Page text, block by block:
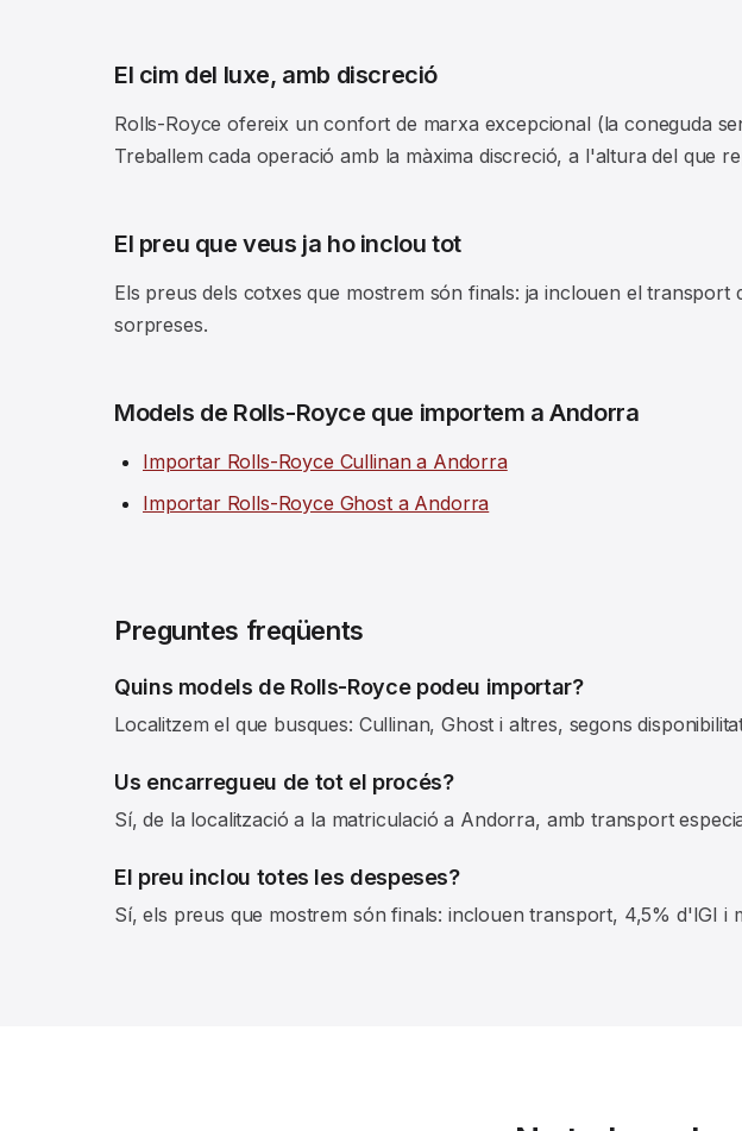
El cim del luxe, amb discreció
Rolls-Royce ofereix un confort de marxa excepcional (la coneguda
Treballem cada operació amb la màxima discreció, a l'altura del que
El preu que veus ja ho inclou tot
Els preus dels cotxes que mostrem són finals: ja inclouen el
sorpreses.
Models de Rolls-Royce que importem a Andorra
Importar Rolls-Royce Cullinan a Andorra
Importar Rolls-Royce Ghost a Andorra
Preguntes freqüents
Quins models de Rolls-Royce podeu importar?
Localitzem el que busques: Cullinan, Ghost i altres, segons
Us encarregueu de tot el procés?
Sí, de la localització a la matriculació a Andorra, amb transport
El preu inclou totes les despeses?
Sí, els preus que mostrem són finals: inclouen transport, 4,5% d'IGI i